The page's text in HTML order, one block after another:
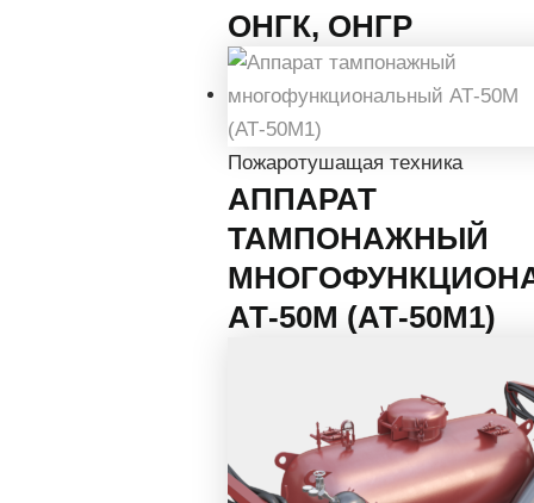
ОНГК, ОНГР
Пожаротушащая техника
АППАРАТ
ТАМПОНАЖНЫЙ
АТ-50М (АТ-50М1)